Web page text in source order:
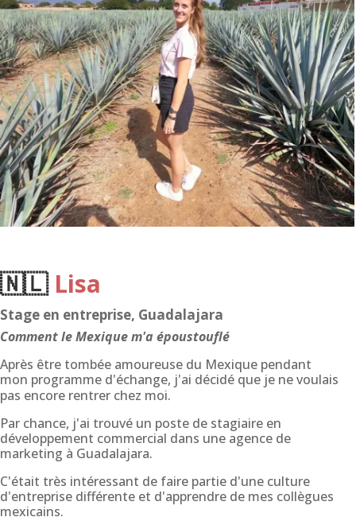
🇳🇱 Lisa
Stage en entreprise, Guadalajara
Comment le Mexique m'a époustouflé
Après être tombée amoureuse du Mexique pendant
mon programme d'échange, j'ai décidé que je ne voulais
pas encore rentrer chez moi.
Par chance, j'ai trouvé un poste de stagiaire en
développement commercial dans une agence de
marketing à Guadalajara.
C'était très intéressant de faire partie d'une culture
d'entreprise différente et d'apprendre de mes collègues
mexicains.